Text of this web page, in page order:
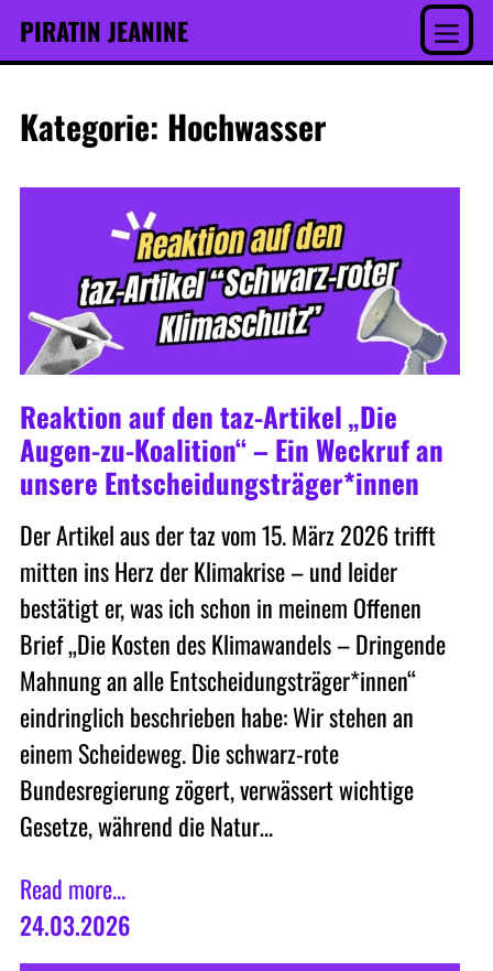
springen
Skip
to
PIRATIN JEANINE
Menu
Kategorie: Hochwasser
Reaktion auf den taz-Artikel „Die
Augen-zu-Koalition“ – Ein Weckruf an
unsere Entscheidungsträger*innen
Der Artikel aus der taz vom 15. März 2026 trifft
mitten ins Herz der Klimakrise – und leider
bestätigt er, was ich schon in meinem Offenen
Brief „Die Kosten des Klimawandels – Dringende
Mahnung an alle Entscheidungsträger*innen“
eindringlich beschrieben habe: Wir stehen an
einem Scheideweg. Die schwarz-rote
Bundesregierung zögert, verwässert wichtige
Gesetze, während die Natur…
Read more...
24.03.2026